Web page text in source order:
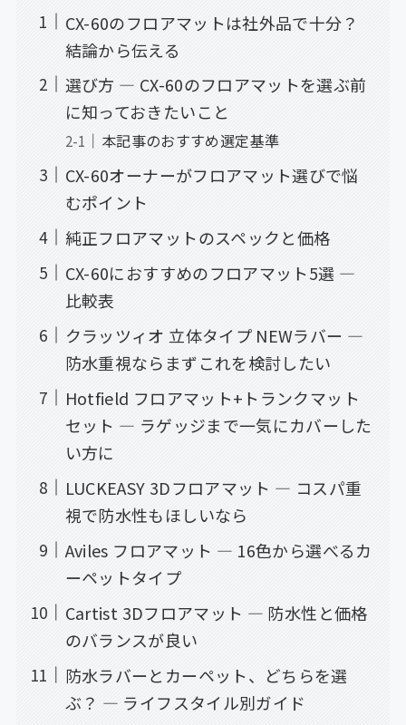
CX-60のフロアマットは社外品で十分？
結論から伝える
選び方 — CX-60のフロアマットを選ぶ前
に知っておきたいこと
本記事のおすすめ選定基準
CX-60オーナーがフロアマット選びで悩
むポイント
純正フロアマットのスペックと価格
CX-60におすすめのフロアマット5選 —
比較表
クラッツィオ 立体タイプ NEWラバー —
防水重視ならまずこれを検討したい
Hotfield フロアマット+トランクマット
セット — ラゲッジまで一気にカバーした
い方に
LUCKEASY 3Dフロアマット — コスパ重
視で防水性もほしいなら
Aviles フロアマット — 16色から選べるカ
ーペットタイプ
Cartist 3Dフロアマット — 防水性と価格
のバランスが良い
防水ラバーとカーペット、どちらを選
ぶ？ — ライフスタイル別ガイド